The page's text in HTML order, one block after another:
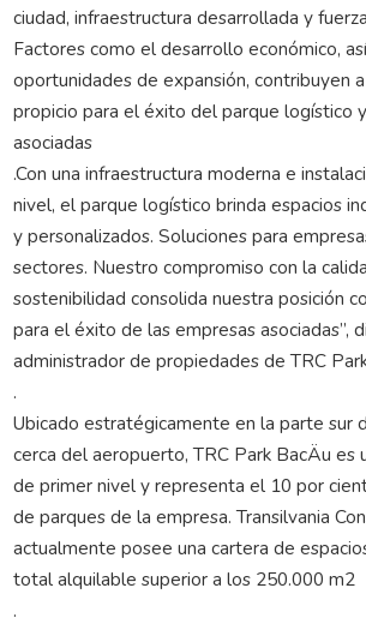
ciudad, infraestructura desarrollada y
Factores como el desarrollo económico,
oportunidades de expansión, contribuyen
propicio para el éxito del parque logístico
asociadas
.Con una infraestructura moderna e
nivel, el parque logístico brinda espacios
y personalizados. Soluciones para
sectores. Nuestro compromiso con la
sostenibilidad consolida nuestra posición
para el éxito de las empresas asociadas”,
administrador de propiedades de TRC
.
Ubicado estratégicamente en la parte sur
cerca del aeropuerto, TRC Park BacÄu es
de primer nivel y representa el 10 por
de parques de la empresa. Transilvania
actualmente posee una cartera de
total alquilable superior a los 250.000 m2
.